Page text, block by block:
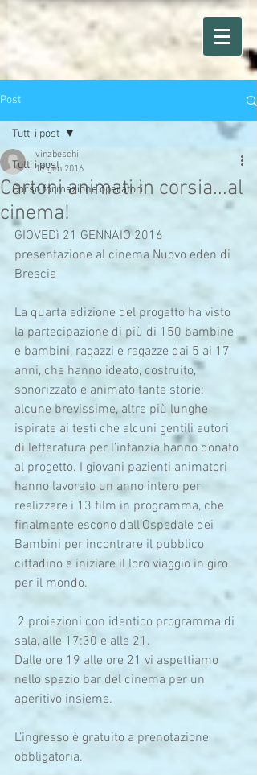
Post
Tutti i post
Corso formazione operatori
Tutti i post
Cartoni animati in corsia...al
cinema!
vinzbeschi
19 gen 2016
GIOVEDì 21 GENNAIO 2016
presentazione al cinema Nuovo eden di
Brescia
La quarta edizione del progetto ha visto
la partecipazione di più di 150 bambine
e bambini, ragazzi e ragazze dai 5 ai 17
anni, che hanno ideato, costruito,
sonorizzato e animato tante storie:
alcune brevissime, altre più lunghe
ispirate ai testi che alcuni gentili autori
di letteratura per l’infanzia hanno donato
al progetto. I giovani pazienti animatori
hanno lavorato un anno intero per
realizzare i 13 film in programma, che
finalmente escono dall’Ospedale dei
Bambini per incontrare il pubblico
cittadino e iniziare il loro viaggio in giro
per il mondo.
sala, alle 17:30 e alle 21.
Dalle ore 19 alle ore 21 vi aspettiamo
nello spazio bar del cinema per un
aperitivo insieme.
L’ingresso è gratuito a prenotazione
obbligatoria.